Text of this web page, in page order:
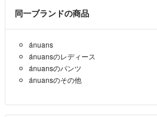
出品者 チロル2428- 2年弱前
こちらまだありますでしょうか？
りょ♡ 値下げ中- 2年弱前
同一ブランドの商品
ánuans
ánuansのレディース
ánuansのパンツ
ánuansのその他